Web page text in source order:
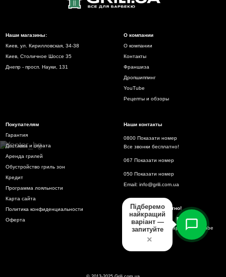
Наши магазины:
Киев, ул. Кирилловская, 34-38
Киев, Столичное Шоссе 35
Днепр - просп. Науки, 131
О компании
О компании
Контакты
Франшиза
Дропшиппинг
YouTube
Рецепты и обзоры
Покупателям
Гарантия
Доставка и оплата
Аренда грилей
Обустройство гриль зон
Кредит
Программа лояльности
Карта сайта
Политика конфиденциальности
Оферта
Наши контакты
0800 Показати номер
Все звонки бесплатно!
067 Показати номер
050 Показати номер
Email: info@grili.com.ua
Все звонки бесплатно!
Підберемо
найкращий
варіант —
запитуйте
×